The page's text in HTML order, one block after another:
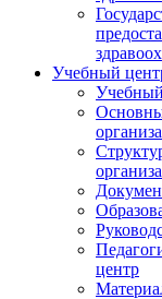
Учебный
центр